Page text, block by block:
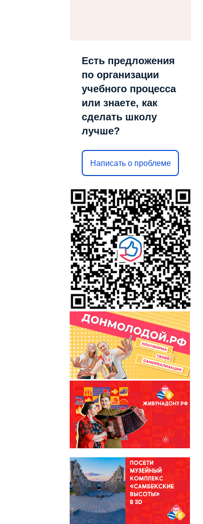
Есть предложения
по организации
учебного процесса
или знаете, как
сделать школу
лучше?
Написать о проблеме